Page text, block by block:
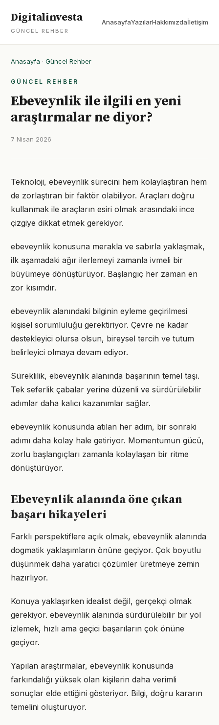
Digitalinvesta
GÜNCEL REHBER
AnasayfaYazılarHakkımızdaİletişim
Anasayfa · Güncel Rehber
GÜNCEL REHBER
Ebeveynlik ile ilgili en yeni
araştırmalar ne diyor?
7 Nisan 2026
Teknoloji, ebeveynlik sürecini hem kolaylaştıran hem
de zorlaştıran bir faktör olabiliyor. Araçları doğru
kullanmak ile araçların esiri olmak arasındaki ince
çizgiye dikkat etmek gerekiyor.
ebeveynlik konusuna merakla ve sabırla yaklaşmak,
ilk aşamadaki ağır ilerlemeyi zamanla ivmeli bir
büyümeye dönüştürüyor. Başlangıç her zaman en
zor kısımdır.
ebeveynlik alanındaki bilginin eyleme geçirilmesi
kişisel sorumluluğu gerektiriyor. Çevre ne kadar
destekleyici olursa olsun, bireysel tercih ve tutum
belirleyici olmaya devam ediyor.
Süreklilik, ebeveynlik alanında başarının temel taşı.
Tek seferlik çabalar yerine düzenli ve sürdürülebilir
adımlar daha kalıcı kazanımlar sağlar.
ebeveynlik konusunda atılan her adım, bir sonraki
adımı daha kolay hale getiriyor. Momentumun gücü,
zorlu başlangıçları zamanla kolaylaşan bir ritme
dönüştürüyor.
Ebeveynlik alanında öne çıkan
başarı hikayeleri
Farklı perspektiflere açık olmak, ebeveynlik alanında
dogmatik yaklaşımların önüne geçiyor. Çok boyutlu
düşünmek daha yaratıcı çözümler üretmeye zemin
hazırlıyor.
Konuya yaklaşırken idealist değil, gerçekçi olmak
gerekiyor. ebeveynlik alanında sürdürülebilir bir yol
izlemek, hızlı ama geçici başarıların çok önüne
geçiyor.
Yapılan araştırmalar, ebeveynlik konusunda
farkındalığı yüksek olan kişilerin daha verimli
sonuçlar elde ettiğini gösteriyor. Bilgi, doğru kararın
temelini oluşturuyor.